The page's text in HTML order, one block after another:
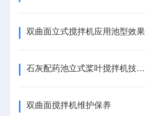
双曲面立式搅拌机应用池型效果
石灰配药池立式桨叶搅拌机技术描述
双曲面搅拌机维护保养